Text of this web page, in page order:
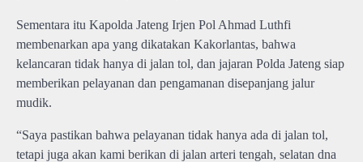
Sementara itu Kapolda Jateng Irjen Pol Ahmad Luthfi
membenarkan apa yang dikatakan Kakorlantas, bahwa
kelancaran tidak hanya di jalan tol, dan jajaran Polda Jateng siap
memberikan pelayanan dan pengamanan disepanjang jalur
mudik.
“Saya pastikan bahwa pelayanan tidak hanya ada di jalan tol,
tetapi juga akan kami berikan di jalan arteri tengah, selatan dna